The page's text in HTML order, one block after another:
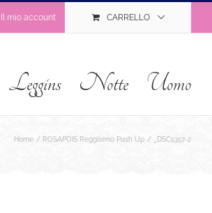
Il mio account CARRELLO
Leggins Notte Uomo
Home ROSAPOIS Reggiseno Push Up _DSC5357-2